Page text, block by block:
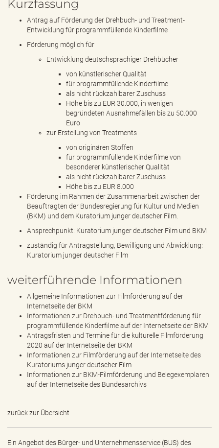
Kurzfassung
Antrag auf Förderung der Drehbuch- und Treatment-
Entwicklung für programmfüllende Kinderfilme
Förderung möglich für
Entwicklung deutschsprachiger Drehbücher
von künstlerischer Qualität
für programmfüllende Kinderfilme
als nicht rückzahlbarer Zuschuss
Höhe bis zu EUR 30.000, in wenigen
begründeten Ausnahmefällen bis zu 50.000
Euro
zur Erstellung von Treatments
von originären Stoffen
für programmfüllende Kinderfilme von
besonderer künstlerischer Qualität
als nicht rückzahlbarer Zuschuss
Höhe bis zu EUR 8.000
Förderung im Rahmen der Zusammenarbeit zwischen der
Beauftragten der Bundesregierung für Kultur und Medien
(BKM) und dem Kuratorium junger deutscher Film.
Ansprechpunkt: Kuratorium junger deutscher Film und BKM
zuständig für Antragstellung, Bewilligung und Abwicklung:
Kuratorium junger deutscher Film
weiterführende Informationen
Allgemeine Informationen zur Filmförderung auf der
Internetseite der BKM
Informationen zur Drehbuch- und Treatmentförderung für
programmfüllende Kinderfilme auf der Internetseite der BKM
Antragsfristen und Termine für die kulturelle Filmförderung
2020 auf der Internetseite der BKM
Informationen zur Filmförderung auf der Internetseite des
Kuratoriums junger deutscher Film
Informationen zur BKM-Filmförderung und Belegexemplaren
auf der Internetseite des Bundesarchivs
zurück zur Übersicht
Ein Angebot des Bürger- und Unternehmensservice (BUS) des